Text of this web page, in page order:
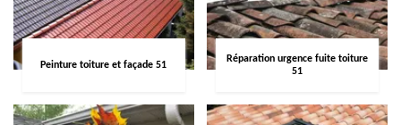
Peinture toiture et façade 51
Réparation urgence fuite toiture
51